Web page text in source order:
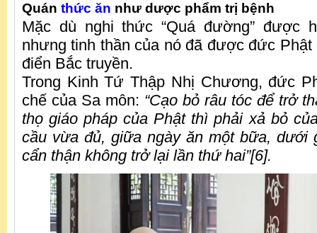
Quán thức ăn như dược phẩm trị bệnh
Mặc dù nghi thức “Quá đường” được
nhưng tinh thần của nó đã được đức Phật
điển Bắc truyền.
Trong Kinh Tứ Thập Nhị Chương, đức
chế của Sa môn: “Cạo bỏ râu tóc để trở
thọ giáo pháp của Phật thì phải xả bỏ
cầu vừa đủ, giữa ngày ăn một bữa, dưới
cẩn thận không trở lại lần thứ hai”[6].